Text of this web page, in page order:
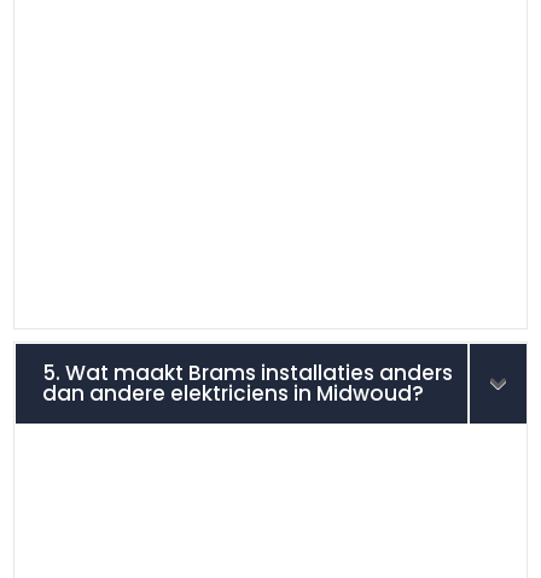
5. Wat maakt Brams installaties anders
dan andere elektriciens in Midwoud?